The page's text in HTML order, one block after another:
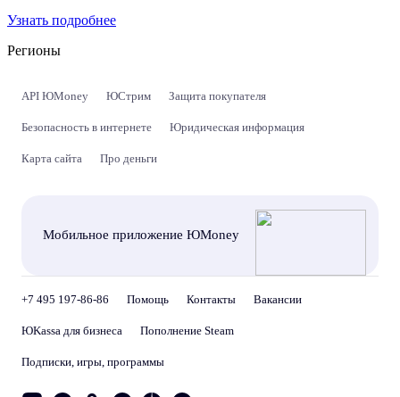
Узнать подробнее
Регионы
API ЮMoney ЮСтрим Защита покупателя
Безопасность в интернете Юридическая информация
Карта сайта Про деньги
Мобильное приложение ЮMoney
+7 495 197-86-86 Помощь Контакты Вакансии
ЮKassa для бизнеса Пополнение Steam
Подписки, игры, программы